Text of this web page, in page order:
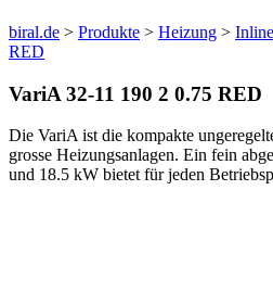
biral.de > Produkte > Heizung >
RED
VariA 32-11 190 2 0.75 RED
Die VariA ist die kompakte
grosse Heizungsanlagen. Ein fein
und 18.5 kW bietet für jeden